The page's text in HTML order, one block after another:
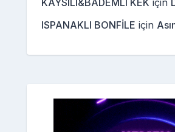
KAYSILI&BADEMLİ KEK için
ISPANAKLI BONFİLE için